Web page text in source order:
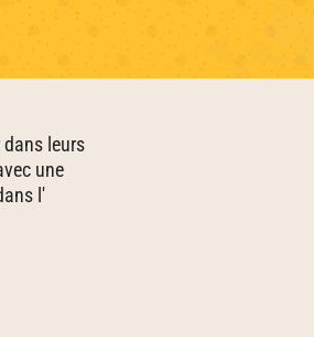
leurs
une
l'